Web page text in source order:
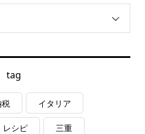
tag
イタリア
レシピ 三重